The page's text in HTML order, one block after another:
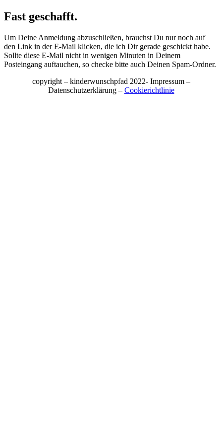
Fast geschafft.
Um Deine Anmeldung abzuschließen, brauchst Du nur noch auf
den Link in der E-Mail klicken, die ich Dir gerade geschickt habe.
Sollte diese E-Mail nicht in wenigen Minuten in Deinem
Posteingang auftauchen, so checke bitte auch Deinen Spam-Ordner.
copyright – kinderwunschpfad 2022- Impressum –
Datenschutzerklärung – Cookierichtlinie